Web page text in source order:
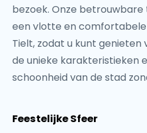
bezoek. Onze
een vlotte en
Tielt, zodat u kunt
de unieke karakteristieken
schoonheid van de stad
Feestelijke Sfeer